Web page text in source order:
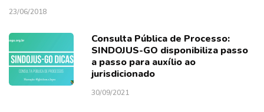
23/06/2018
Consulta Pública de Processo:
SINDOJUS-GO disponibiliza passo
a passo para auxílio ao
jurisdicionado
30/09/2021